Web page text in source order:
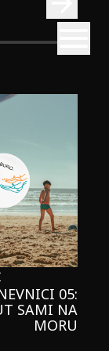
U
05:
SAMI NA
MORU